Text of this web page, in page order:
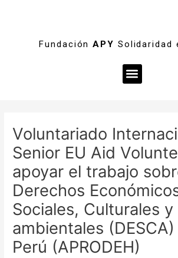
Fundación APY Solidaridad
Menú
Voluntariado
Senior EU Aid
apoyar el trabajo
Derechos
Sociales, Culturales y
ambientales
Perú (APRODEH)
entradas